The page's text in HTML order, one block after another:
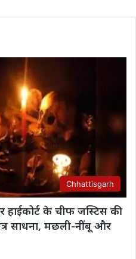
Chhattisgarh
के चीफ जस्टिस की
साधना, मछली-नींबू और